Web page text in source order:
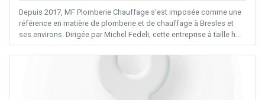
Depuis 2017, MF Plomberie Chauffage s’est imposée comme une
référence en matière de plomberie et de chauffage à Bresles et
ses environs. Dirigée par Michel Fedeli, cette entreprise à taille h...